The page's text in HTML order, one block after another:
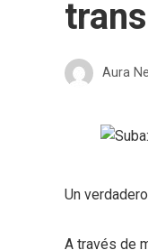
Aura
Un
A través de